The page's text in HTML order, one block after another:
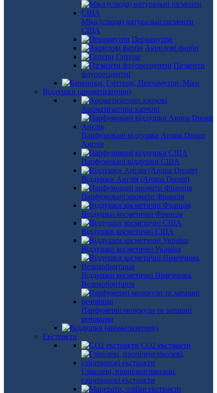
Міка (слюда) натуральні пігменти
США
Перламутри
Акрилові фарби
Глітери
Пігменти
флуоресцентні
Віддушки (ароматизатори)
Ароматизатори харчові
Парфумовані віддушки Aroma Dream
Англія
Парфумовані віддушки США
Віддушки Англія (Aroma Dream)
Парфумовані аромати Франція
Віддушки косметичні Франція
Віддушки косметичні США
Віддушки косметичні Україна
Віддушки косметичні Німеччина,
Великобританія
Парфумерні молекули та запашні
речовини
Екстракти
СО2 екстракти
Гліколеві, пропіленгліколеві,
гліцеринові екстракти